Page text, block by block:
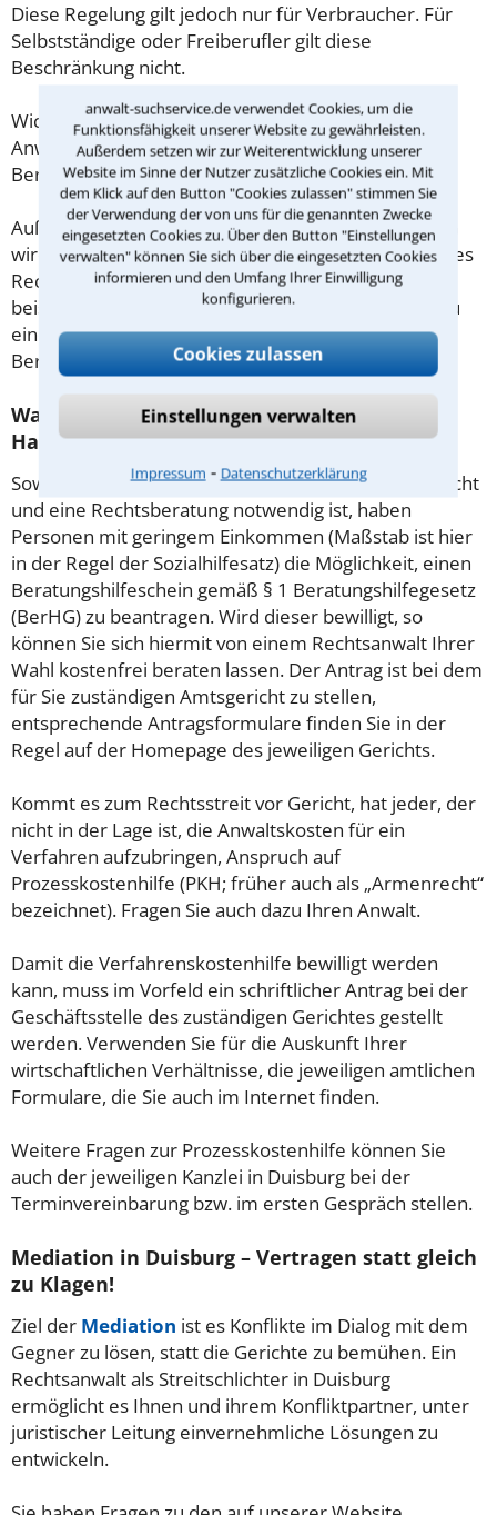
anwalt-suchservice.de verwendet Cookies, um die
Funktionsfähigkeit unserer Website zu gewährleisten.
Außerdem setzen wir zur Weiterentwicklung unserer
Website im Sinne der Nutzer zusätzliche Cookies ein. Mit
dem Klick auf den Button "Cookies zulassen" stimmen Sie
der Verwendung der von uns für die genannten Zwecke
eingesetzten Cookies zu. Über den Button "Einstellungen
verwalten" können Sie sich über die eingesetzten Cookies
informieren und den Umfang Ihrer Einwilligung
konfigurieren.
Cookies zulassen
Einstellungen verwalten
Impressum ⁃ Datenschutzerklärung
Diese Regelung gilt jedoch nur für Verbraucher. Für
Selbstständige oder Freiberufler gilt diese
Beschränkung nicht.
Wichtig daher: Klären Sie die Kostenfrage mit Ihrem
Anwalt aus Duisburg schon zu Beginn der ersten
Beratung.
Außerdem gut zu wissen: Gemäß § 34 Absatz 2 RVG
wird die Beratungsgebühr auf weitere Tätigkeiten des
Rechtsanwalts angerechnet. Sollte es also
beispielsweise aufgrund des Beratungsgesprächs zu
einem Prozess kommen, so kann der Anwalt diese
Beratungsgebühr nicht mehr abrechnen.
Was tun wenn ich mir keinen Anwalt für
Hauskauf leisten kann?
Soweit die Rechtsangelegenheit noch nicht vor Gericht
und eine Rechtsberatung notwendig ist, haben
Personen mit geringem Einkommen (Maßstab ist hier
in der Regel der Sozialhilfesatz) die Möglichkeit, einen
Beratungshilfeschein gemäß § 1 Beratungshilfegesetz
(BerHG) zu beantragen. Wird dieser bewilligt, so
können Sie sich hiermit von einem Rechtsanwalt Ihrer
Wahl kostenfrei beraten lassen. Der Antrag ist bei dem
für Sie zuständigen Amtsgericht zu stellen,
entsprechende Antragsformulare finden Sie in der
Regel auf der Homepage des jeweiligen Gerichts.
Kommt es zum Rechtsstreit vor Gericht, hat jeder, der
nicht in der Lage ist, die Anwaltskosten für ein
Verfahren aufzubringen, Anspruch auf
Prozesskostenhilfe (PKH; früher auch als „Armenrecht“
bezeichnet). Fragen Sie auch dazu Ihren Anwalt.
Damit die Verfahrenskostenhilfe bewilligt werden
kann, muss im Vorfeld ein schriftlicher Antrag bei der
Geschäftsstelle des zuständigen Gerichtes gestellt
werden. Verwenden Sie für die Auskunft Ihrer
wirtschaftlichen Verhältnisse, die jeweiligen amtlichen
Formulare, die Sie auch im Internet finden.
Weitere Fragen zur Prozesskostenhilfe können Sie
auch der jeweiligen Kanzlei in Duisburg bei der
Terminvereinbarung bzw. im ersten Gespräch stellen.
Mediation in Duisburg – Vertragen statt gleich
zu Klagen!
Ziel der Mediation ist es Konflikte im Dialog mit dem
Gegner zu lösen, statt die Gerichte zu bemühen. Ein
Rechtsanwalt als Streitschlichter in Duisburg
ermöglicht es Ihnen und ihrem Konfliktpartner, unter
juristischer Leitung einvernehmliche Lösungen zu
entwickeln.